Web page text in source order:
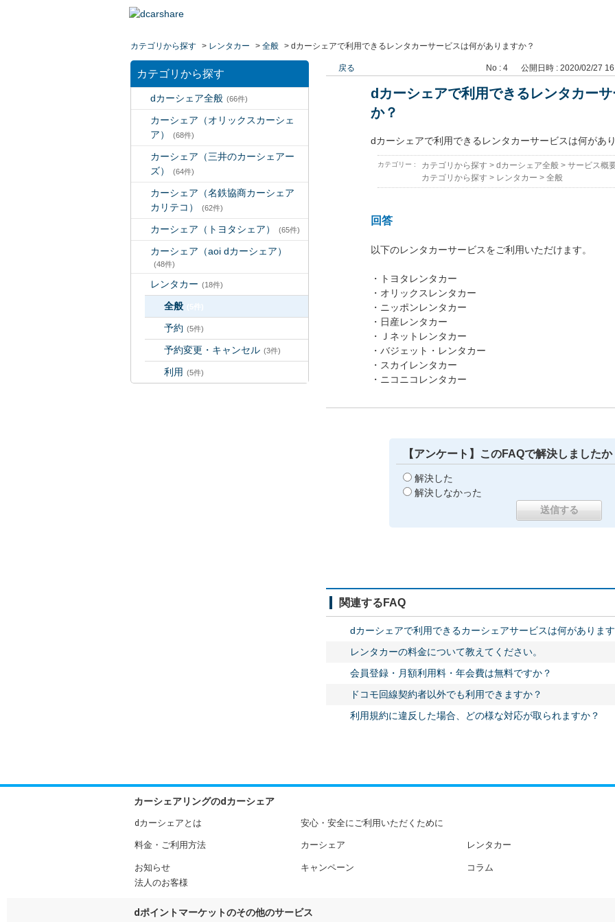
カテゴリから探す > レンタカー > 全般 > dカーシェアで利用できるレンタカーサービスは何がありますか？
カテゴリから探す
dカーシェア全般 (66件)
カーシェア（オリックスカーシェ
ア）
(68件)
カーシェア（三井のカーシェアー
ズ）
(64件)
カーシェア（名鉄協商カーシェア
カリテコ）
(62件)
カーシェア（トヨタシェア） (65件)
カーシェア（aoi dカーシェア）
(48件)
レンタカー (18件)
全般
予約 (5件)
予約変更・キャンセル (3件)
利用 (5件)
戻る No : 4 公開日時 : 2020/02/27
dカーシェアで利用できるレンタカー
か？
dカーシェアで利用できるレンタカーサービスは何があ
カテゴリー : カテゴリから探す > dカーシェア全般> サービス概
カテゴリから探す > レンタカー > 全般
回答
以下のレンタカーサービスをご利用いただけます。
・トヨタレンタカー
・オリックスレンタカー
・ニッポンレンタカー
・日産レンタカー
・Ｊネットレンタカー
・バジェット・レンタカー
・スカイレンタカー
・ニコニコレンタカー
【アンケート】このFAQで解決しましたか
解決した
解決しなかった
関連するFAQ
dカーシェアで利用できるカーシェアサービスは何がありま
レンタカーの料金について教えてください。
会員登録・月額利用料・年会費は無料ですか？
ドコモ回線契約者以外でも利用できますか？
利用規約に違反した場合、どの様な対応が取られますか？
カーシェアリングのdカーシェア
dカーシェアとは 安心・安全にご利用いただくために
料金・ご利用方法 カーシェア レンタカー
お知らせ キャンペーン
コラム
法人のお客様
dポイントマーケットのその他のサービス